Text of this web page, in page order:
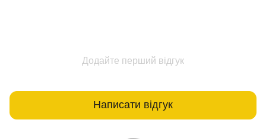
Додайте перший відгук
Написати відгук